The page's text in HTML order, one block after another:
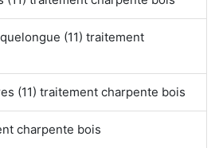
(11) traitement
(11) traitement charpente bois
charpente bois